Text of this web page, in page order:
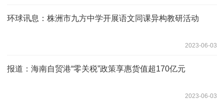
环球讯息：株洲市九方中学开展语文同课异构教研活动
2023-06-03
报道：海南自贸港“零关税”政策享惠货值超170亿元
2023-06-03